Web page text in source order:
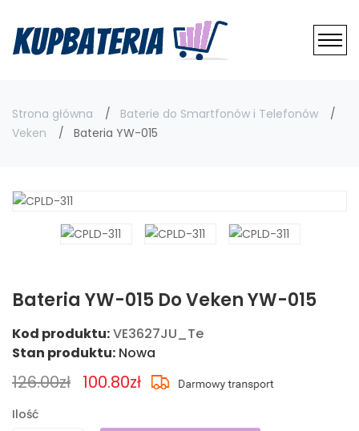
Strona główna
Baterie do Smartfonów i Telefonów
Veken
Bateria YW-015
Bateria YW-015 Do Veken YW-015
Kod produktu:VE3627JU_Te
Stan produktu: Nowa
126.00zł 100.80zł
Ilość